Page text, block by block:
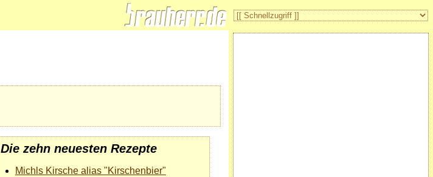
Die zehn neuesten Rezepte
Michls Kirsche alias "Kirschenbier"